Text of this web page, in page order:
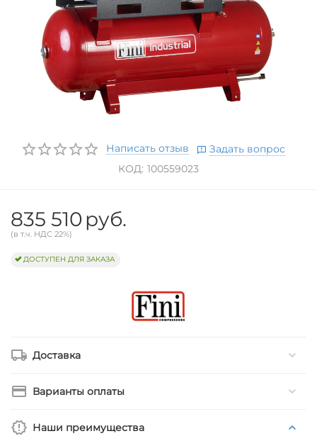
Написать отзыв
Задать вопрос
КОД: 100559023
835 510 руб.
(в т.ч. НДС 22%)
ДОСТУПЕН ДЛЯ ЗАКАЗА
Доставка
Варианты оплаты
Наши преимущества